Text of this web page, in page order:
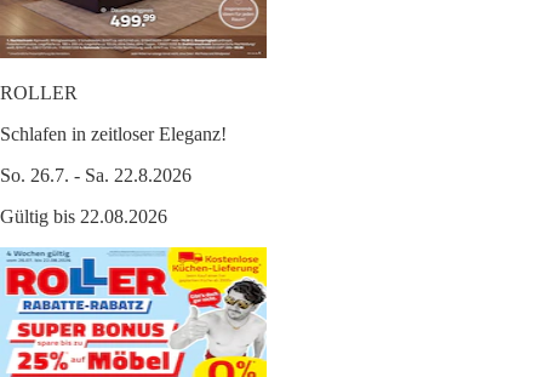
ROLLER
Schlafen in zeitloser Eleganz!
So. 26.7. - Sa. 22.8.2026
Gültig bis 22.08.2026